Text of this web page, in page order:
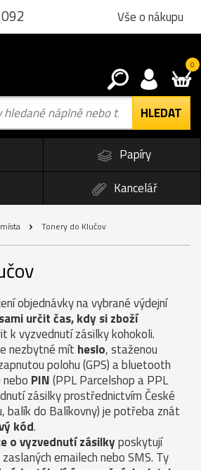
Vše o nákupu
0
Papíry
Kancelář
Tonery do Klučov
objednávky na vybrané výdejní
určit čas, kdy si zboží
k vyzvednutí zásilky kohokoli.
nezbytné mít heslo, staženou
polohu (GPS) a bluetooth
PIN(PPL Parcelshop a PPL
zásilky prostřednictvím České
balík do Balíkovny) je potřeba znát
kód.
o vyzvednutí zásilkyposkytují
emailech nebo SMS. Ty